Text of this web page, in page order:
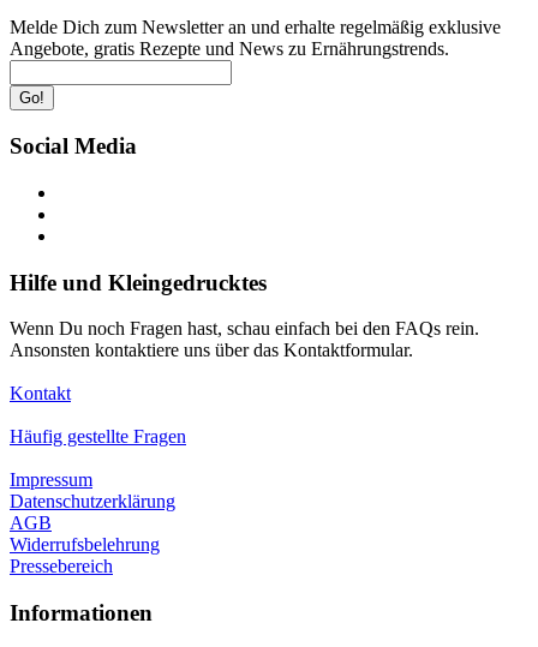
Melde Dich zum Newsletter an und erhalte regelmäßig exklusive
Angebote, gratis Rezepte und News zu Ernährungstrends.
Go!
Social Media
Hilfe und Kleingedrucktes
Wenn Du noch Fragen hast, schau einfach bei den FAQs rein.
Ansonsten kontaktiere uns über das Kontaktformular.
Kontakt
Häufig gestellte Fragen
Impressum
Datenschutzerklärung
AGB
Widerrufsbelehrung
Pressebereich
Informationen